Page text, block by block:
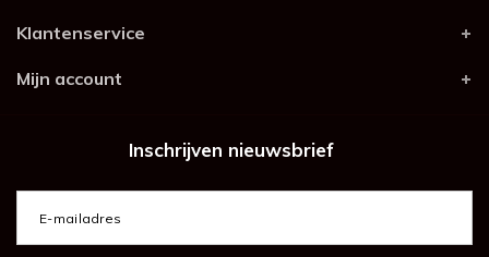
Klantenservice
Mijn account
Inschrijven nieuwsbrief